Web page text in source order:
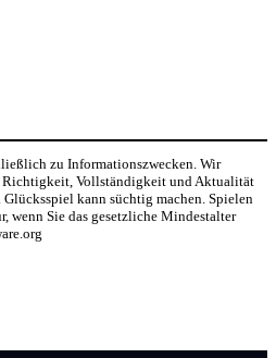
zu Informationszwecken. Wir
Richtigkeit, Vollständigkeit und Aktualität
kann süchtig machen. Spielen
wenn Sie das gesetzliche Mindestalter